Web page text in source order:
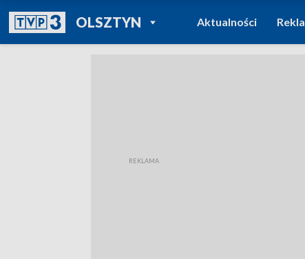
OLSZTYNPOWRÓT DO
TVP REGIONY
Aktualności